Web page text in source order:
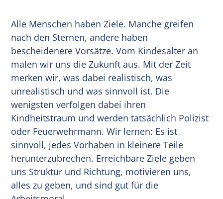
Alle Menschen haben Ziele. Manche greifen
nach den Sternen, andere haben
bescheidenere Vorsätze. Vom Kindesalter an
malen wir uns die Zukunft aus. Mit der Zeit
merken wir, was dabei realistisch, was
unrealistisch und was sinnvoll ist. Die
wenigsten verfolgen dabei ihren
Kindheitstraum und werden tatsächlich Polizist
oder Feuerwehrmann. Wir lernen: Es ist
sinnvoll, jedes Vorhaben in kleinere Teile
herunterzubrechen. Erreichbare Ziele geben
uns Struktur und Richtung, motivieren uns,
alles zu geben, und sind gut für die